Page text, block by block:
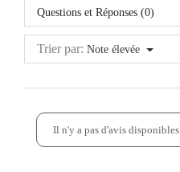
Questions et Réponses (0)
Trier par: Note élevée
Il n'y a pas d'avis disponibles